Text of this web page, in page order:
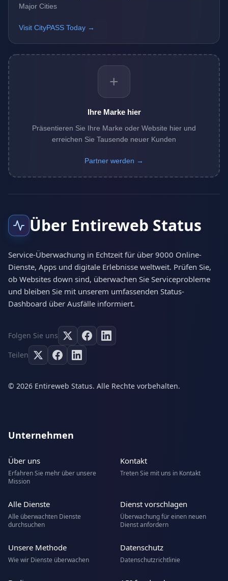
Major Cities
Visit CityPASS Today →
+
Ihre Marke hier
Präsentieren Sie Ihre Marke oder Website hier und
erreichen Sie Tausende neuer Kunden
Partner werden →
Über Entireweb Status
Service-Überwachung in Echtzeit für über 9000 Online-
Dienste, Apps und digitale Erlebnisse weltweit. Prüfen Sie,
ob Websites down sind, überwachen Sie Serviceprobleme
und bleiben Sie mit unserem umfassenden Status-
Dashboard über Ausfälle informiert.
Folgen Sie uns
Teilen
© 2026 Entireweb Status. Alle Rechte vorbehalten.
Unternehmen
Über uns
Erfahren Sie mehr über unsere
Mission
Kontakt
Treten Sie mit uns in Kontakt
Alle Dienste
Alle überwachten Dienste
durchsuchen
Dienst vorschlagen
Überwachung für einen neuen
Dienst anfordern
Unsere Methode
Wie wir Dienste überwachen
Datenschutz
Datenschutzrichtlinie